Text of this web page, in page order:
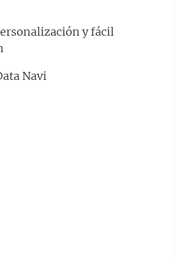
y fácil